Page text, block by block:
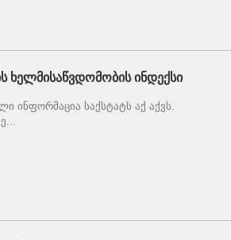
ინდექსი
ინფორმაცია საქსტატს აქ აქვს.